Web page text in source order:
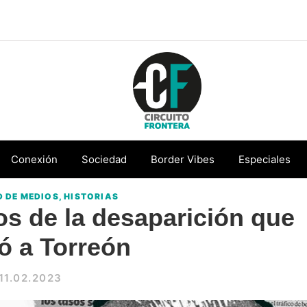
Conéctate
con
la
Conexión Sociedad Border Vibes Especiales
DE MEDIOS,HISTORIAS
de la desaparición que
a Torreón
11.02.2023